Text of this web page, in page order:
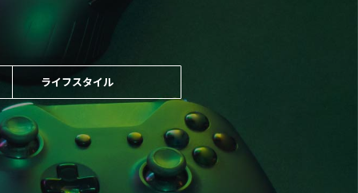
ライフスタイル